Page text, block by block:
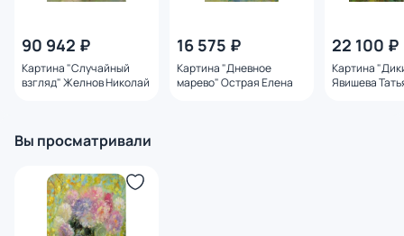
90 942 ₽
Картина "Случайный
взгляд" Желнов Николай
16 575 ₽
Картина "Дневное
марево" Острая Елена
22 100 ₽
Картина
Явишева
Вы просматривали